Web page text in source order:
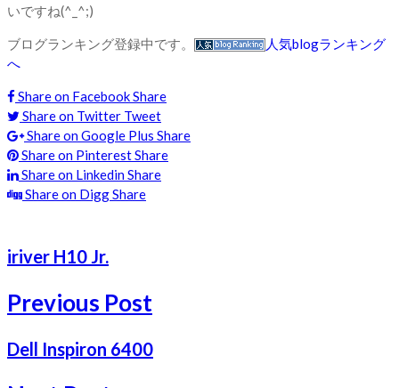
いですね(^_^;)
ブログランキング登録中です。
人気blogランキング
へ
Share on FacebookShare
Share on Twitter Tweet
Share on Google Plus Share
Share on PinterestShare
Share on LinkedinShare
Share on DiggShare
iriver H10 Jr.
Previous Post
Dell Inspiron 6400